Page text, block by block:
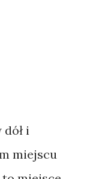
i
miejscu